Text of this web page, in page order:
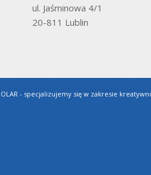
ul. Jaśminowa 4/1
20-811 Lublin
- specjalizujemy się w zakresie